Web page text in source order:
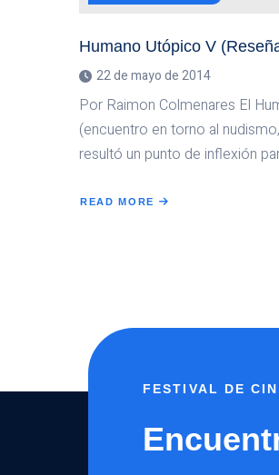
Humano Utópico V
22 de mayo de 2014
Por Raimon Colmenares El
(encuentro en torno al
resultó un punto de inflexión
READ MORE
ABOUT
FESTIVAL DE